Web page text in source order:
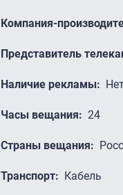
Компания-
Представитель
Наличие рекламы
Часы вещания 24
Страны вещания
Транспорт Кабель